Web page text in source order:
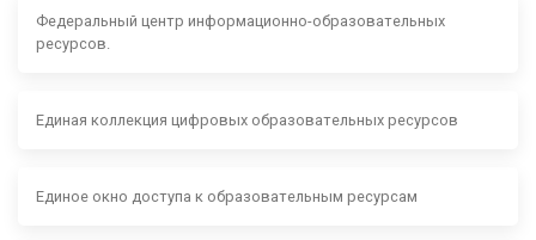
Федеральный центр информационно-образовательных
ресурсов.
Единая коллекция цифровых образовательных ресурсов
Единое окно доступа к образовательным ресурсам